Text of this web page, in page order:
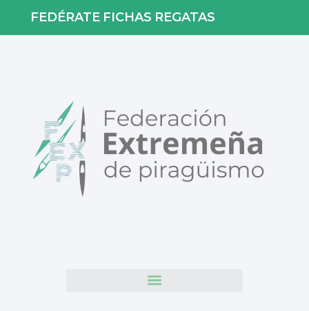
FEDÉRATE FICHAS REGATAS